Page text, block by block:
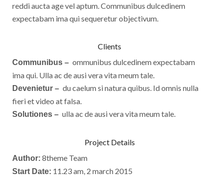
reddi aucta age vel aptum. Communibus dulcedinem
expectabam ima qui sequeretur objectivum.
Clients
Communibus – ommunibus dulcedinem expectabam
ima qui. Ulla ac de ausi vera vita meum tale.
Devenietur – du caelum si natura quibus. Id omnis nulla
fieri et video at falsa.
Solutiones – ulla ac de ausi vera vita meum tale.
Project Details
Author: 8theme Team
Start Date: 11.23 am, 2 march 2015